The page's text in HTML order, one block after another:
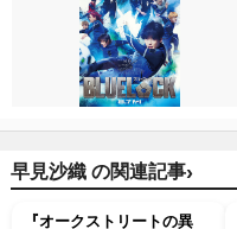
早見沙織 の関連記事›
『オークストリートの異